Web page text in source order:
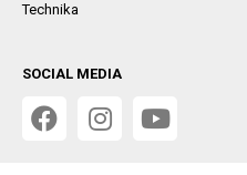
Technika
SOCIAL MEDIA